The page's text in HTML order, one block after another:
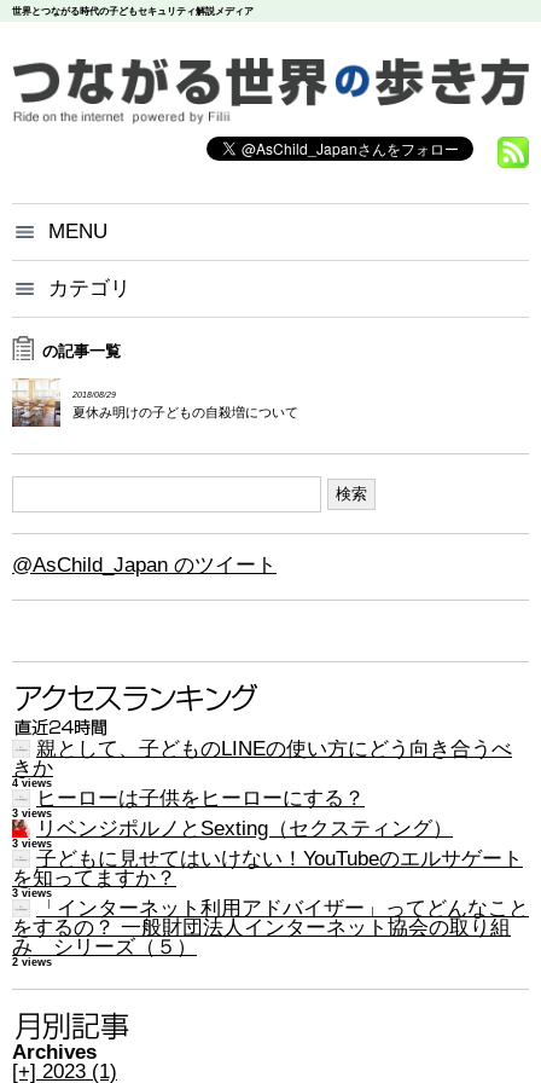
世界とつながる時代の子どもセキュリティ解説メディア
MENU
つながる世界の歩き方とは？
カテゴリ
いじめ
犯罪
炎上
調査データ
の記事一覧
2018/08/29
夏休み明けの子どもの自殺増について
@AsChild_Japan のツイート
親として、子どものLINEの使い方にどう向き合うべ
きか
4 views
ヒーローは子供をヒーローにする？
3 views
リベンジポルノとSexting（セクスティング）
3 views
子どもに見せてはいけない！YouTubeのエルサゲート
を知ってますか？
3 views
「インターネット利用アドバイザー」ってどんなこと
をするの？ 一般財団法人インターネット協会の取り組
み シリーズ（５）
2 views
Archives
[+] 2023 (1)